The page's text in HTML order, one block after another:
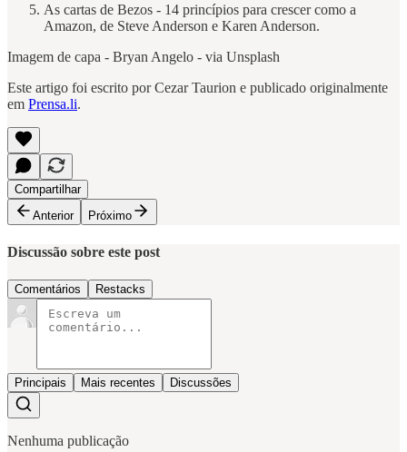
As cartas de Bezos - 14 princípios para crescer como a
Amazon, de Steve Anderson e Karen Anderson.
Imagem de capa - Bryan Angelo - via Unsplash
Este artigo foi escrito por Cezar Taurion e publicado originalmente
em Prensa.li.
Compartilhar
Anterior
Próximo
Discussão sobre este post
Comentários Restacks
Principais Mais recentes Discussões
Nenhuma publicação